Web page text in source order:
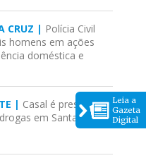
Leia a
Gazeta
Digital
CRUZ | Polícia Civil
homens em ações
doméstica e
| Casal é preso por
em Santa Cruz